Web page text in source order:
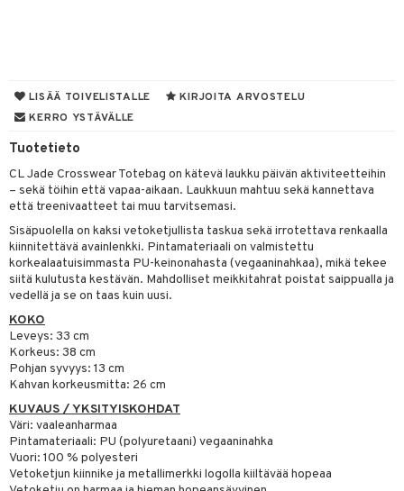
LISÄÄ TOIVELISTALLE
KIRJOITA ARVOSTELU
KERRO YSTÄVÄLLE
Tuotetieto
CL Jade Crosswear Totebag on kätevä laukku päivän aktiviteetteihin
– sekä töihin että vapaa-aikaan. Laukkuun mahtuu sekä kannettava
että treenivaatteet tai muu tarvitsemasi.
Sisäpuolella on kaksi vetoketjullista taskua sekä irrotettava renkaalla
kiinnitettävä avainlenkki. Pintamateriaali on valmistettu
korkealaatuisimmasta PU-keinonahasta (vegaaninahkaa), mikä tekee
siitä kulutusta kestävän. Mahdolliset meikkitahrat poistat saippualla ja
vedellä ja se on taas kuin uusi.
KOKO
Leveys: 33 cm
Korkeus: 38 cm
Pohjan syvyys: 13 cm
Kahvan korkeusmitta: 26 cm
KUVAUS / YKSITYISKOHDAT
Väri: vaaleanharmaa
Pintamateriaali: PU (polyuretaani) vegaaninahka
Vuori: 100 % polyesteri
Vetoketjun kiinnike ja metallimerkki logolla kiiltävää hopeaa
Päivävoide
hoito
/ Kajaali
&
Set
tuotteet
hoito
poisto
hoito
& saippuat
tuotteet
shave balm
shave lotion
de cologne
de toilette
tuotteet
poisto
hoito
& saippuat
1: Puhdistus
2: Kirkastus
3: Kosteutus
ja Vartalonhoito
ja naamiot
Elixir
& vastauksia